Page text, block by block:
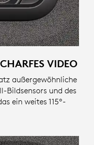
VIDEO
außergewöhnliche
Bildsensors und des
ein weites 115º-